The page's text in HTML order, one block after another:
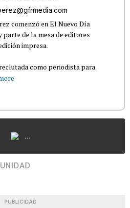
comenzó en El Nuevo Día
de la mesa de editores
impresa.
como periodista para
...
PUBLICIDAD